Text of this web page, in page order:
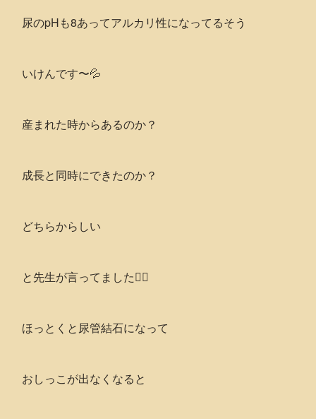
尿のpHも8あってアルカリ性になってるそう
いけんです〜💦
産まれた時からあるのか？
成長と同時にできたのか？
どちらからしい
と先生が言ってました👩‍⚕️
ほっとくと尿管結石になって
おしっこが出なくなると